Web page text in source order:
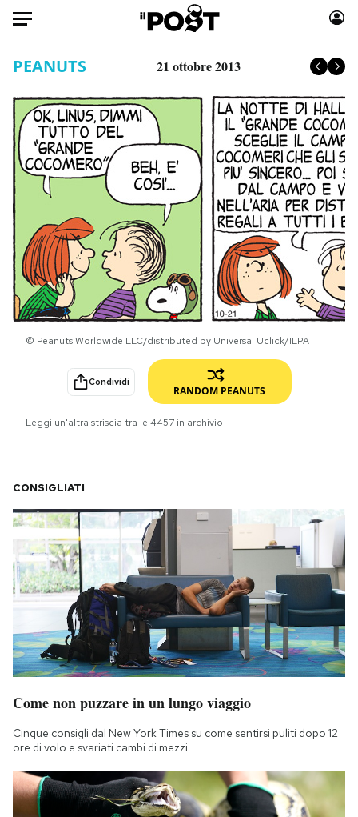
HOME
Italia
Mondo
Politica
Tecnologia
Internet
Scienza
Cultura
Economia
Sport
Moda
Libri
Consumismi
Storie/Idee
Ok Boomer!
Media
Europa
Altrecose
Mondiali calcio 2026
PODCAST
I MIEI PREFERITI
SHOP
CALENDARIO
AREA PERSONALE
Newsletter
Notifiche mobile
Regala il Post
Hai bisogno di aiuto?
Esci
PEANUTS 21 ottobre 2013
© Peanuts Worldwide LLC/distributed by Universal Uclick/ILPA
Condividi
RANDOM PEANUTS
Leggi un'altra striscia tra le 4457 in archivio
CONSIGLIATI
Come non puzzare in un lungo viaggio
Cinque consigli dal New York Times su come sentirsi puliti dopo 12
ore di volo e svariati cambi di mezzi